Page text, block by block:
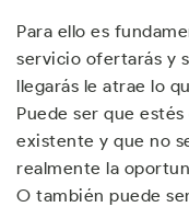
Para ello es
servicio ofertarás y
llegarás le atrae lo
Puede ser que
existente y que no
realmente la
O también puede